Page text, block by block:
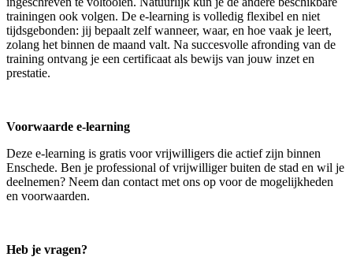
trainingen ook volgen. De e-learning is volledig flexibel en niet
tijdsgebonden: jij bepaalt zelf wanneer, waar, en hoe vaak je leert,
zolang het binnen de maand valt. Na succesvolle afronding van de
training ontvang je een certificaat als bewijs van jouw inzet en
prestatie.
Voorwaarde e-learning
Deze e-learning is gratis voor vrijwilligers die actief zijn binnen
Enschede. Ben je professional of vrijwilliger buiten de stad en wil je
deelnemen? Neem dan contact met ons op voor de mogelijkheden
en voorwaarden.
Heb je vragen?